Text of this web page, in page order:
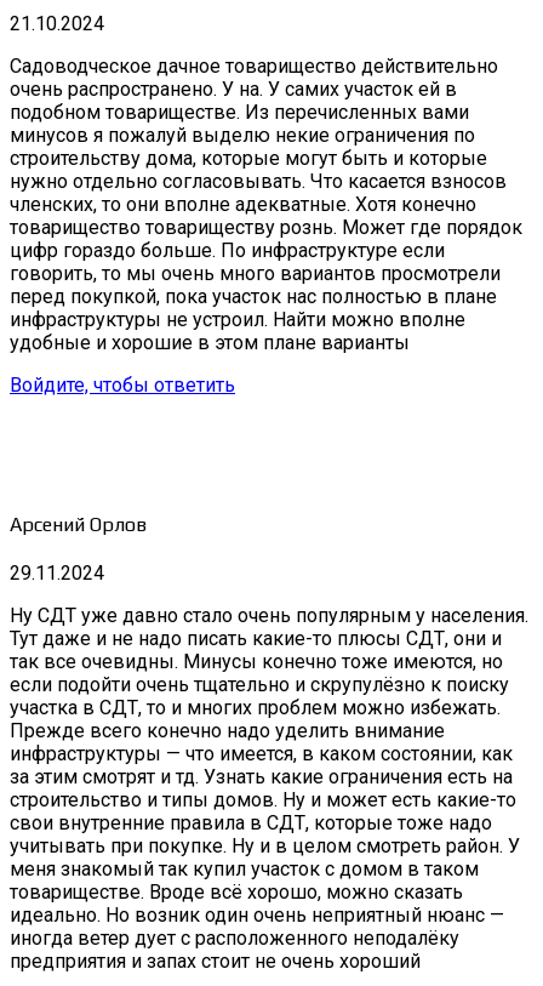
21.10.2024
Садоводческое дачное товарищество действительно
очень распространено. У на. У самих участок ей в
подобном товариществе. Из перечисленных вами
минусов я пожалуй выделю некие ограничения по
строительству дома, которые могут быть и которые
нужно отдельно согласовывать. Что касается взносов
членских, то они вполне адекватные. Хотя конечно
товарищество товариществу рознь. Может где порядок
цифр гораздо больше. По инфраструктуре если
говорить, то мы очень много вариантов просмотрели
перед покупкой, пока участок нас полностью в плане
инфраструктуры не устроил. Найти можно вполне
удобные и хорошие в этом плане варианты
Войдите, чтобы ответить
Арсений Орлов
29.11.2024
Ну СДТ уже давно стало очень популярным у населения.
Тут даже и не надо писать какие-то плюсы СДТ, они и
так все очевидны. Минусы конечно тоже имеются, но
если подойти очень тщательно и скрупулёзно к поиску
участка в СДТ, то и многих проблем можно избежать.
Прежде всего конечно надо уделить внимание
инфраструктуры — что имеется, в каком состоянии, как
за этим смотрят и тд. Узнать какие ограничения есть на
строительство и типы домов. Ну и может есть какие-то
свои внутренние правила в СДТ, которые тоже надо
учитывать при покупке. Ну и в целом смотреть район. У
меня знакомый так купил участок с домом в таком
товариществе. Вроде всё хорошо, можно сказать
идеально. Но возник один очень неприятный нюанс —
иногда ветер дует с расположенного неподалёку
предприятия и запах стоит не очень хороший